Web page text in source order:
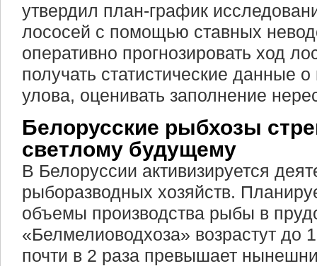
утвердил план-график
лососей с помощью ставных
оперативно прогнозировать ход
получать статистические данные
улова, оценивать заполнение
Белорусские рыбхозы
светлому будущему
В Белоруссии активизируется
рыборазводных хозяйств.
объемы производства рыбы в
«Белмелиоводхоза» возрастут до
почти в 2 раза превышает